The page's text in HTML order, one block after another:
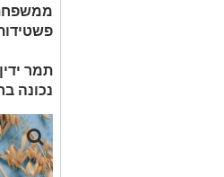
תמר
נכונה